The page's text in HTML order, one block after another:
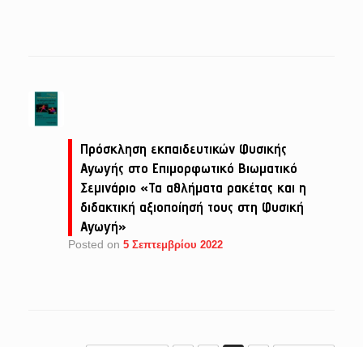
Πρόσκληση εκπαιδευτικών Φυσικής
Αγωγής στο Επιμορφωτικό Βιωματικό
Σεμινάριο «Τα αθλήματα ρακέτας και η
διδακτική αξιοποίησή τους στη Φυσική
Αγωγή»
Posted on 5 Σεπτεμβρίου 2022